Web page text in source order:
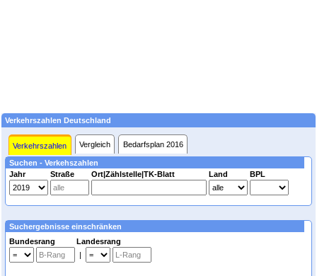
Verkehrszahlen Deutschland
Verkehrszahlen Vergleich Bedarfsplan 2016
Suchen - Verkehszahlen
Jahr
Straße Ort|Zählstelle|TK-Blatt Land BPL
Suchergebnisse einschränken
Bundesrang Landesrang
|